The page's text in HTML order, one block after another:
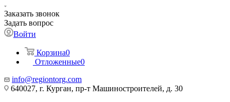
Заказать звонок
Задать вопрос
Войти
Корзина0
Отложенные0
info@regiontorg.com
640027, г. Курган, пр-т Машиностроителей, д. 30